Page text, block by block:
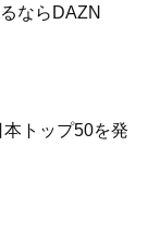
ならDAZN
本トップ50を発